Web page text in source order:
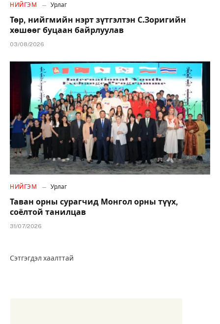
НИЙГЭМ Урлаг
Төр, нийгмийн нэрт зүтгэлтэн С.Зоригийн
хөшөөг буцаан байрлуулав
03/08/2026
НИЙГЭМ Урлаг
Таван орны сурагчид Монгол орны түүх,
соёлтой танилцав
31/07/2026
Сэтгэгдэл хаалттай